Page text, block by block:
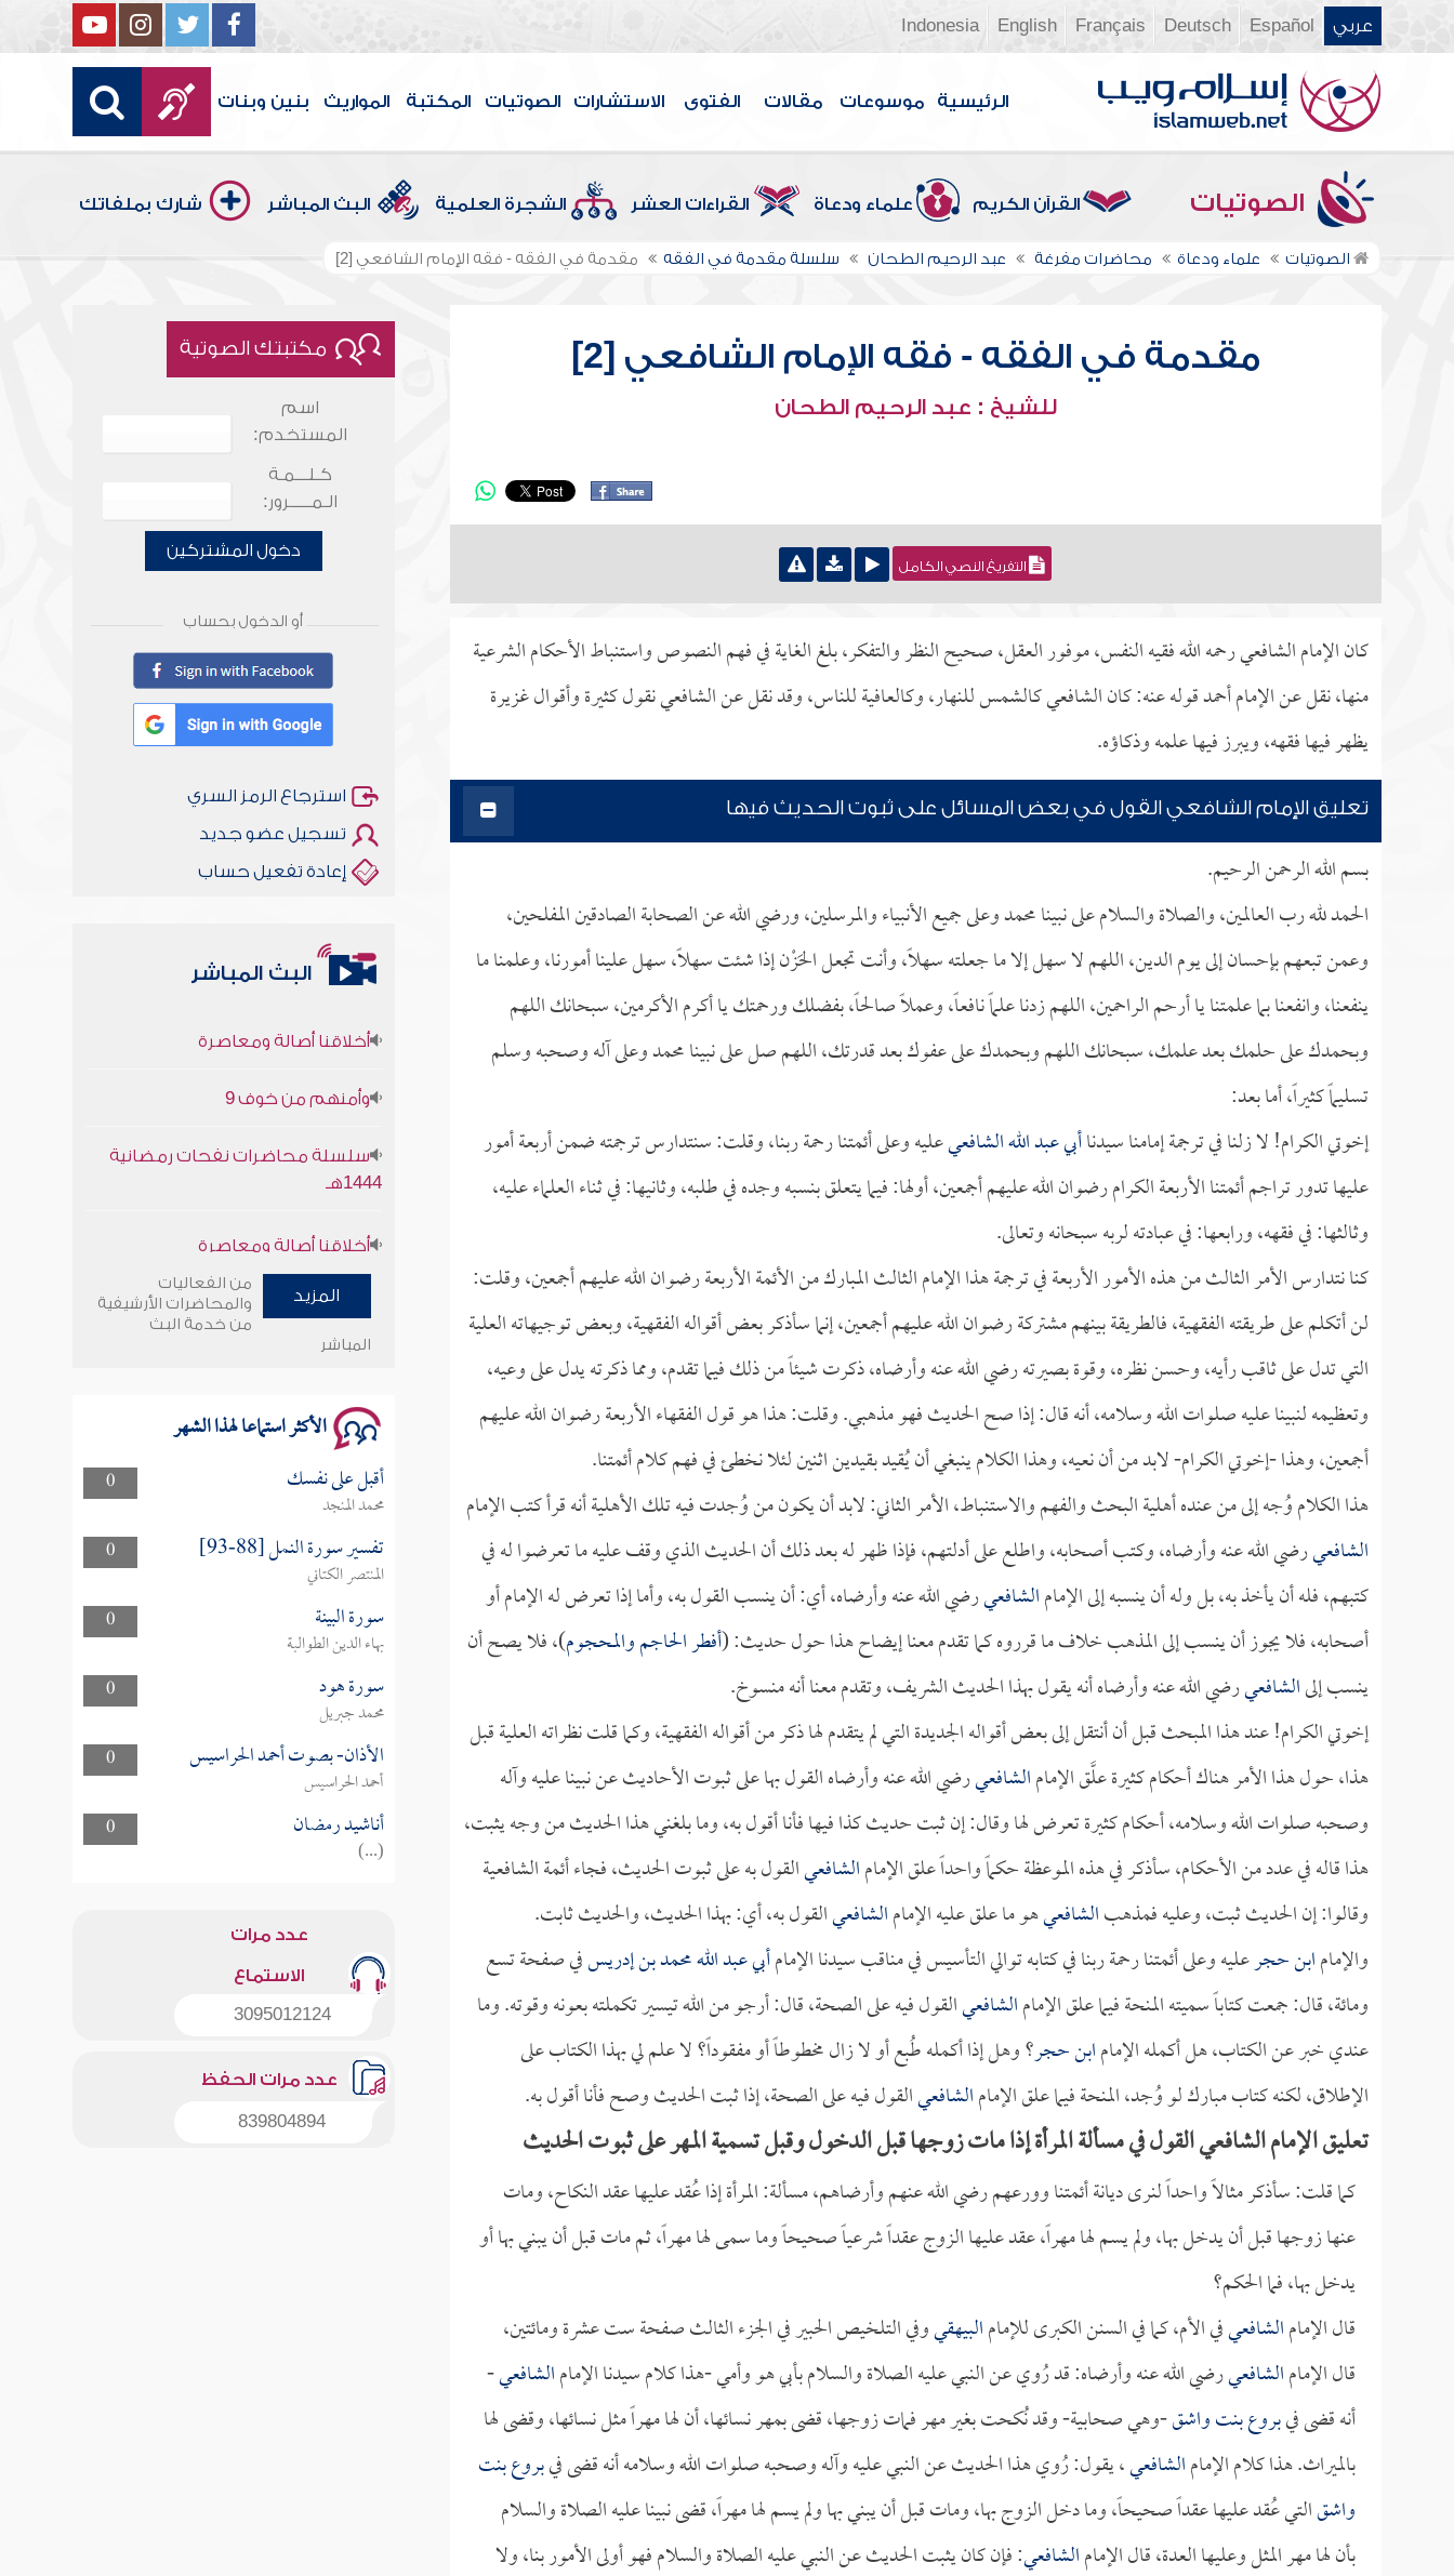
عربي Español
Deutsch
Français
English
Indonesia
الرئيسية موسوعات مقالات الفتوى الاستشارات الصوتيات المكتبة المواريث بنين وبنات
الصوتيات القرآن الكريم علماء ودعاة القراءات العشر الشجرة العلمية البث المباشر شارك بملفاتك
الصوتيات علماء ودعاة محاضرات مفرغة عبد الرحيم الطحان سلسلة مقدمة في الفقه مقدمة في الفقه - فقه الإمام الشافعي [2]
مقدمة في الفقه - فقه الإمام الشافعي [2]
للشيخ : عبد الرحيم الطحان
التفريغ النصي الكامل
كان الإمام الشافعي رحمه الله فقيه النفس، موفور العقل، صحيح النظر والتفكر، بلغ الغاية في فهم النصوص واستنباط الأحكام الشرعية
منها، نقل عن الإمام أحمد قوله عنه: كان الشافعي كالشمس للنهار، وكالعافية للناس، وقد نقل عن الشافعي نقول كثيرة وأقوال غزيرة
يظهر فيها فقهه، ويبرز فيها علمه وذكاؤه.
تعليق الإمام الشافعي القول في بعض المسائل على ثبوت الحديث فيها
بسم الله الرحمن الرحيم.
الحمد لله رب العالمين، والصلاة والسلام على نبينا محمد وعلى جميع الأنبياء والمرسلين، ورضي الله عن الصحابة الصادقين المفلحين،
وعمن تبعهم بإحسان إلى يوم الدين، اللهم لا سهل إلا ما جعلته سهلاً، وأنت تجعل الحَزْن إذا شئت سهلاً، سهل علينا أمورنا، وعلمنا ما
ينفعنا، وانفعنا بما علمتنا يا أرحم الراحمين، اللهم زدنا علماً نافعاً، وعملاً صالحاً، بفضلك ورحمتك يا أكرم الأكرمين، سبحانك اللهم
وبحمدك على حلمك بعد علمك، سبحانك اللهم وبحمدك على عفوك بعد قدرتك، اللهم صل على نبينا محمد وعلى آله وصحبه وسلم
تسليماً كثيراً، أما بعد:
إخوتي الكرام! لا زلنا في ترجمة إمامنا سيدناأبي عبد الله الشافعيعليه وعلى أئمتنا رحمة ربنا، وقلت: سنتدارس ترجمته ضمن أربعة أمور
عليها تدور تراجم أئمتنا الأربعة الكرام رضوان الله عليهم أجمعين، أولها: فيما يتعلق بنسبه وجده في طلبه، وثانيها: في ثناء العلماء عليه،
وثالثها: في فقهه، ورابعها: في عبادته لربه سبحانه وتعالى.
كنا نتدارس الأمر الثالث من هذه الأمور الأربعة في ترجمة هذا الإمام الثالث المبارك من الأئمة الأربعة رضوان الله عليهم أجمعين، وقلت:
لن أتكلم على طريقته الفقهية، فالطريقة بينهم مشتركة رضوان الله عليهم أجمعين، إنما سأذكر بعض أقواله الفقهية، وبعض توجيهاته العلية
التي تدل على ثاقب رأيه، وحسن نظره، وقوة بصيرته رضي الله عنه وأرضاه، ذكرت شيئاً من ذلك فيما تقدم، ومما ذكرته يدل على وعيه،
وتعظيمه لنبينا عليه صلوات الله وسلامه، أنه قال: إذا صح الحديث فهو مذهبي. وقلت: هذا هو قول الفقهاء الأربعة رضوان الله عليهم
أجمعين، وهذا -إخوتي الكرام- لابد من أن نعيه، وهذا الكلام ينبغي أن يُقيد بقيدين اثنين لئلا نخطئ في فهم كلام أئمتنا.
هذا الكلام وُجه إلى من عنده أهلية البحث والفهم والاستنباط، الأمر الثاني: لابد أن يكون من وُجدت فيه تلك الأهلية أنه قرأ كتب الإمام
الشافعيرضي الله عنه وأرضاه، وكتب أصحابه، واطلع على أدلتهم، فإذا ظهر له بعد ذلك أن الحديث الذي وقف عليه ما تعرضوا له في
كتبهم، فله أن يأخذ به، بل وله أن ينسبه إلى الإمامالشافعيرضي الله عنه وأرضاه، أي: أن ينسب القول به، وأما إذا تعرض له الإمام أو
أصحابه، فلا يجوز أن ينسب إلى المذهب خلاف ما قرروه كما تقدم معنا إيضاح هذا حول حديث: (أفطر الحاجم والمحجوم)، فلا يصح أن
ينسب إلىالشافعيرضي الله عنه وأرضاه أنه يقول بهذا الحديث الشريف، وتقدم معنا أنه منسوخ.
إخوتي الكرام! عند هذا المبحث قبل أن أنتقل إلى بعض أقواله الجديدة التي لم يتقدم لها ذكر من أقواله الفقهية، وكما قلت نظراته العلية قبل
هذا، حول هذا الأمر هناك أحكام كثيرة علَّق الإمامالشافعيرضي الله عنه وأرضاه القول بها على ثبوت الأحاديث عن نبينا عليه وآله
وصحبه صلوات الله وسلامه، أحكام كثيرة تعرض لها وقال: إن ثبت حديث كذا فيها فأنا أقول به، وما بلغني هذا الحديث من وجه يثبت،
هذا قاله في عدد من الأحكام، سأذكر في هذه الموعظة حكماً واحداً علق الإمامالشافعيالقول به على ثبوت الحديث، فجاء أئمة الشافعية
وقالوا: إن الحديث ثبت، وعليه فمذهبالشافعيهو ما علق عليه الإمامالشافعيالقول به، أي: بهذا الحديث، والحديث ثابت.
والإمامابن حجرعليه وعلى أئمتنا رحمة ربنا في كتابه توالي التأسيس في مناقب سيدنا الإمامأبي عبد الله محمد بن إدريسفي صفحة تسع
ومائة، قال: جمعت كتاباً سميته المنحة فيما علق الإمامالشافعيالقول فيه على الصحة، قال: أرجو من الله تيسير تكملته بعونه وقوته. وما
عندي خبر عن الكتاب، هل أكمله الإمامابن حجر؟ وهل إذا أكمله طُبع أو لا زال مخطوطاً أو مفقوداً؟ لا علم لي بهذا الكتاب على
الإطلاق، لكنه كتاب مبارك لو وُجد، المنحة فيما علق الإمامالشافعيالقول فيه على الصحة، إذا ثبت الحديث وصح فأنا أقول به.
تعليق الإمام الشافعي القول في مسألة المرأة إذا مات زوجها قبل الدخول وقبل تسمية المهر على ثبوت الحديث
كما قلت: سأذكر مثالاً واحداً لنرى ديانة أئمتنا وورعهم رضي الله عنهم وأرضاهم، مسألة: المرأة إذا عُقد عليها عقد النكاح، ومات
عنها زوجها قبل أن يدخل بها، ولم يسم لها مهراً، عقد عليها الزوج عقداً شرعياً صحيحاً وما سمى لها مهراً، ثم مات قبل أن يبني بها أو
يدخل بها، فما الحكم؟
قال الإمامالشافعيفي الأم، كما في السنن الكبرى للإمامالبيهقيوفي التلخيص الحبير في الجزء الثالث صفحة ست عشرة ومائتين،
قال الإمامالشافعيرضي الله عنه وأرضاه: قد رُوي عن النبي عليه الصلاة والسلام بأبي هو وأمي -هذا كلام سيدنا الإمامالشافعي-
أنه قضى فيبروع بنت واشق-وهي صحابية- وقد نُكحت بغير مهر فمات زوجها، قضى بمهر نسائها، أن لها مهراً مثل نسائها، وقضى لها
بالميراث. هذا كلام الإمامالشافعي، يقول: رُوي هذا الحديث عن النبي عليه وآله وصحبه صلوات الله وسلامه أنه قضى فيبروع بنت
واشقالتي عُقد عليها عقداً صحيحاً، وما دخل الزوج بها، ومات قبل أن يبني بها ولم يسم لها مهراً، قضى نبينا عليه الصلاة والسلام
بأن لها مهر المثل وعليها العدة، قال الإمامالشافعي: فإن كان يثبت الحديث عن النبي عليه الصلاة والسلام فهو أولى الأمور بنا، ولا
مكتبتك الصوتية
اسم
المستخدم:
كـلـــمـة
الـمـــــرور:
دخول المشتركين
أو الدخول بحساب
استرجاع الرمز السري
تسجيل عضو جديد
إعادة تفعيل حساب
البث المباشر
1444هـ
سلسلة محاضرات نفحات رمضانية
1444هـ
المزيد
من الفعاليات
والمحاضرات الأرشيفية
من خدمة البث
المباشر
الأكثر استماعا لهذا الشهر
0 أقبل على نفسك
محمد المنجد
0
تفسير سورة النمل [88-93]
المنتصر الكتاني
0
سورة البينة
بهاء الدين الطوالبة
0
سورة هود
محمد جبريل
0
الأذان- بصوت أحمد الحراسيس
أحمد الحراسيس
0
أناشيد رمضان
(...)
عدد مرات
الاستماع
3095012124
عدد مرات الحفظ
839804894